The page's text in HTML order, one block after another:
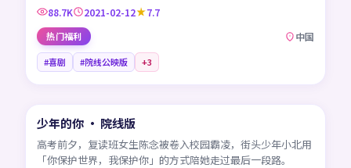
88.7K 2021-02-12 7.7
热门福利 中国
#喜剧 #院线公映版 +3
HK
少年的你 · 院线版
高考前夕，复读班女生陈念被卷入校园霸凌，街头少年小北用
「你保护世界，我保护你」的方式陪她走过最后一段路。